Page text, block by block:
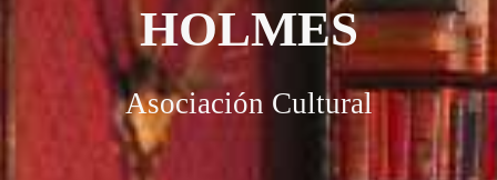
HOLMES
Asociación Cultural